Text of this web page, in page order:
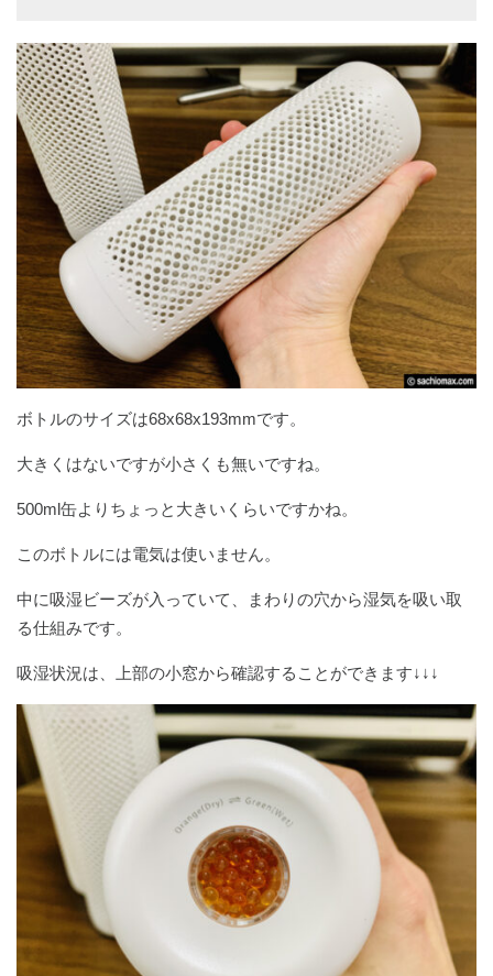
ボトルのサイズは68x68x193mmです。
大きくはないですが小さくも無いですね。
500ml缶よりちょっと大きいくらいですかね。
このボトルには電気は使いません。
中に吸湿ビーズが入っていて、まわりの穴から湿気を吸い取
る仕組みです。
吸湿状況は、上部の小窓から確認することができます↓↓↓